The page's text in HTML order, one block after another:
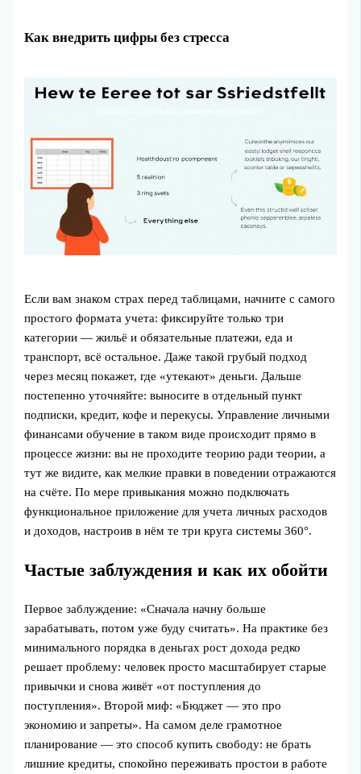
Как внедрить цифры без стресса
Если вам знаком страх перед таблицами, начните с самого
простого формата учета: фиксируйте только три
категории — жильё и обязательные платежи, еда и
транспорт, всё остальное. Даже такой грубый подход
через месяц покажет, где «утекают» деньги. Дальше
постепенно уточняйте: выносите в отдельный пункт
подписки, кредит, кофе и перекусы. Управление личными
финансами обучение в таком виде происходит прямо в
процессе жизни: вы не проходите теорию ради теории, а
тут же видите, как мелкие правки в поведении отражаются
на счёте. По мере привыкания можно подключать
функциональное приложение для учета личных расходов
и доходов, настроив в нём те три круга системы 360°.
Частые заблуждения и как их обойти
Первое заблуждение: «Сначала начну больше
зарабатывать, потом уже буду считать». На практике без
минимального порядка в деньгах рост дохода редко
решает проблему: человек просто масштабирует старые
привычки и снова живёт «от поступления до
поступления». Второй миф: «Бюджет — это про
экономию и запреты». На самом деле грамотное
планирование — это способ купить свободу: не брать
лишние кредиты, спокойно переживать простои в работе